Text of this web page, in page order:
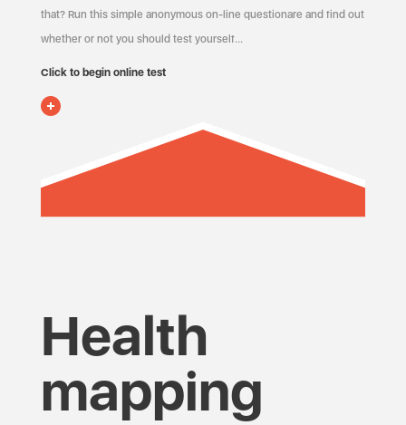
that? Run this simple anonymous on-line questionare and find out
whether or not you should test yourself…
Click to begin online test
Health
mapping